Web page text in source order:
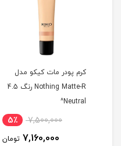
کرم پودر مات کیکو مدل
Nothing Matte-R رنگ 4.5
Neutral^
7,500,000 5٪
7,160,000 تومان